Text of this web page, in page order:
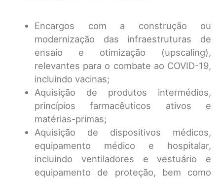
Encargos com a construção ou
modernização das infraestruturas de
ensaio e otimização (upscaling),
relevantes para o combate ao COVID-19,
incluindo vacinas;
Aquisição de produtos intermédios,
princípios farmacêuticos ativos e
matérias-primas;
Aquisição de dispositivos médicos,
equipamento médico e hospitalar,
incluindo ventiladores e vestuário e
equipamento de proteção, bem como